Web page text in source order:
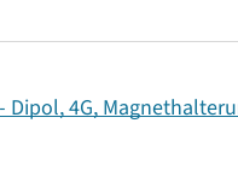
Dipol, 4G,